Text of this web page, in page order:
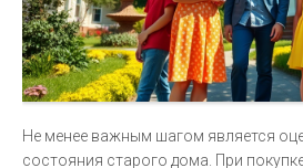
Не менее важным шагом является
состояния старого дома. При